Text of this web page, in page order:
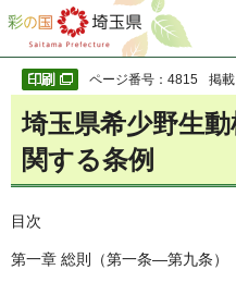
彩の国 埼玉県
ページ番号：4815 掲
埼玉県希少野生
関する条例
目次
第一章 総則（第一条―第九条）